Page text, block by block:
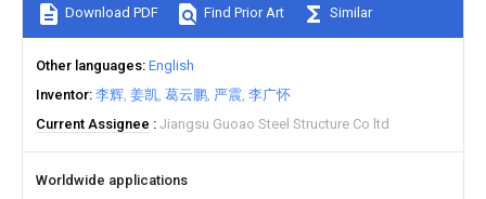
Download PDF Find Prior Art Similar
Other languages English
Inventor 李辉 姜凯 葛云鹏 严震 李广怀
Current Assignee
Jiangsu Guoao Steel Structure Co ltd
Worldwide applications